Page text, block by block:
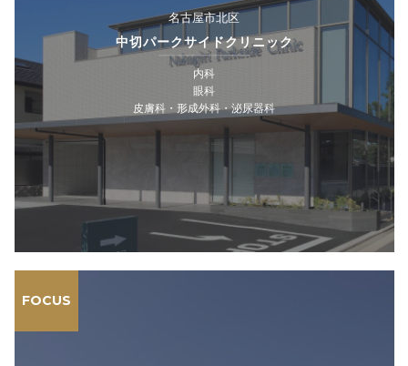
名古屋市北区
中切パークサイドクリニック
内科
眼科
皮膚科・形成外科・泌尿器科
FOCUS